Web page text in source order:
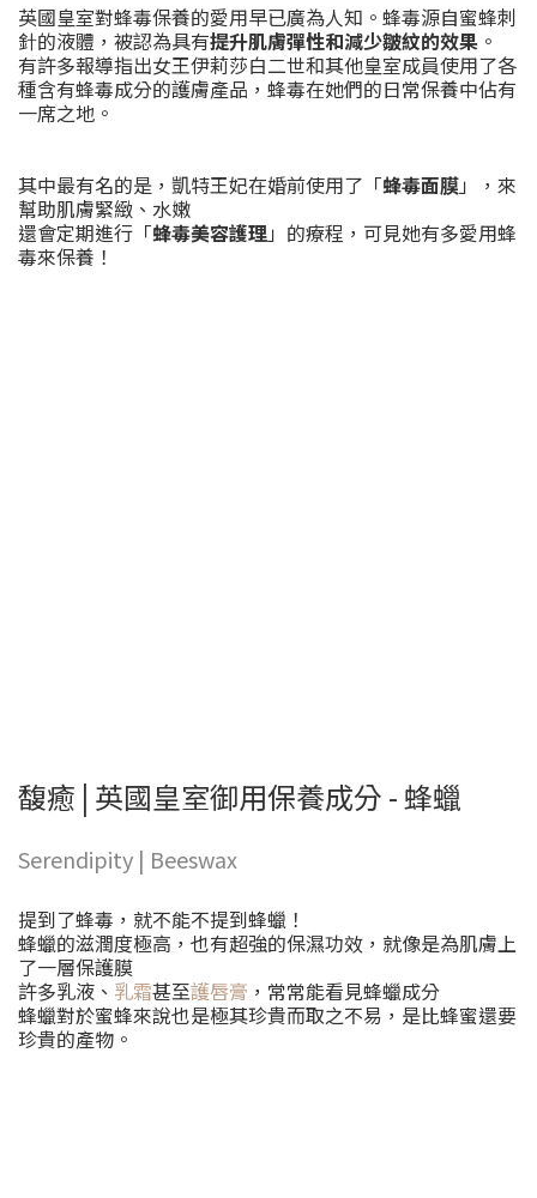
英國皇室對蜂毒保養的愛用早已廣為人知。蜂毒源自蜜蜂刺
針的液體，被認為具有提升肌膚彈性和減少皺紋的效果 。
有許多報導指出女王伊莉莎白二世和其他皇室成員使用了各
種含有蜂毒成分的護膚產品，蜂毒在她們的日常保養中佔有
一席之地。
其中最有名的是，凱特王妃在婚前使用了「蜂毒面膜」，來
幫助肌膚緊緻、水嫩
還會定期進行「蜂毒美容護理」的療程，可見她有多愛用蜂
毒來保養！
馥癒 | 英國皇室御用保養成分 - 蜂蠟
Serendipity | Beeswax
提到了蜂毒，就不能不提到蜂蠟！
蜂蠟的滋潤度極高，也有超強的保濕功效，就像是為肌膚上
了一層保護膜
許多乳液、 乳霜甚至護唇膏 ，常常能看見蜂蠟成分
蜂蠟對於蜜蜂來說也是極其珍貴而取之不易，是比蜂蜜還要
珍貴的產物。